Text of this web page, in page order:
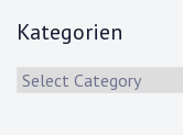
Kategorien
Kategorien